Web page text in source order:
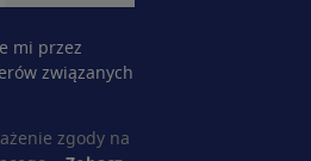
mi przez
związanych
zgody na